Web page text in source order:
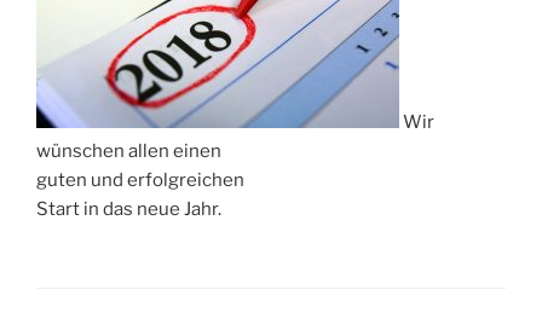
Wir
wünschen allen einen
guten und erfolgreichen
Start in das neue Jahr.